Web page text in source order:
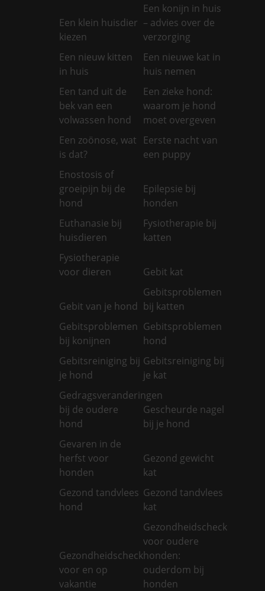
Een klein huisdier
kiezen
Een konijn in huis
– advies over de
verzorging
Een nieuw kitten
in huis
Een nieuwe kat in
huis nemen
Een tand uit de
bek van een
volwassen hond
Een zieke hond:
waarom je hond
moet overgeven
Een zoönose, wat
is dat?
Eerste nacht van
een puppy
Enostosis of
groeipijn bij de
hond
Epilepsie bij
honden
Euthanasie bij
huisdieren
Fysiotherapie bij
katten
Fysiotherapie
voor dieren
Gebit kat
Gebit van je hond
Gebitsproblemen
bij katten
Gebitsproblemen
bij konijnen
Gebitsproblemen
hond
Gebitsreiniging bij
je hond
Gebitsreiniging bij
je kat
Gedragsveranderingen
bij de oudere
hond
Gescheurde nagel
bij je hond
Gevaren in de
herfst voor
honden
Gezond gewicht
kat
Gezond tandvlees
hond
Gezond tandvlees
kat
Gezondheidscheck
voor en op
vakantie
Gezondheidscheck
voor oudere
honden:
ouderdom bij
honden